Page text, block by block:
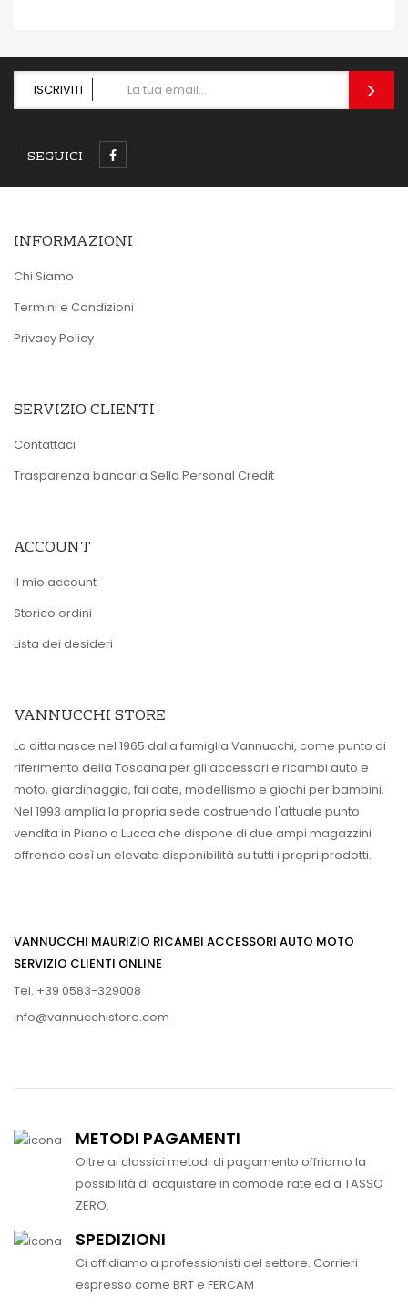
ISCRIVITI
SEGUICI
INFORMAZIONI
Chi Siamo
Termini e Condizioni
Privacy Policy
SERVIZIO CLIENTI
Contattaci
Trasparenza bancaria Sella Personal Credit
ACCOUNT
Il mio account
Storico ordini
Lista dei desideri
VANNUCCHI STORE
La ditta nasce nel 1965 dalla famiglia Vannucchi, come punto di
riferimento della Toscana per gli accessori e ricambi auto e
moto, giardinaggio, fai date, modellismo e giochi per bambini.
Nel 1993 amplia la propria sede costruendo l'attuale punto
vendita in Piano a Lucca che dispone di due ampi magazzini
offrendo così un elevata disponibilità su tutti i propri prodotti.
VANNUCCHI MAURIZIO RICAMBI ACCESSORI AUTO MOTO
SERVIZIO CLIENTI ONLINE
Tel. +39 0583-329008
info@vannucchistore.com
METODI PAGAMENTI
Oltre ai classici metodi di pagamento offriamo la
possibilità di acquistare in comode rate ed a TASSO
ZERO.
SPEDIZIONI
Ci affidiamo a professionisti del settore. Corrieri
espresso come BRT e FERCAM